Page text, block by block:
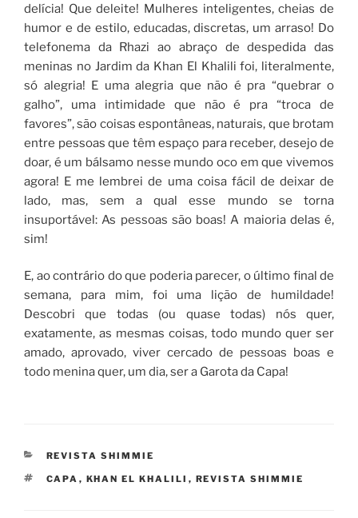
delícia! Que deleite! Mulheres inteligentes, cheias de
humor e de estilo, educadas, discretas, um arraso! Do
telefonema da Rhazi ao abraço de despedida das
meninas no Jardim da Khan El Khalili foi, literalmente,
só alegria! E uma alegria que não é pra “quebrar o
galho”, uma intimidade que não é pra “troca de
favores”, são coisas espontâneas, naturais, que brotam
entre pessoas que têm espaço para receber, desejo de
doar, é um bálsamo nesse mundo oco em que vivemos
agora! E me lembrei de uma coisa fácil de deixar de
lado, mas, sem a qual esse mundo se torna
insuportável: As pessoas são boas! A maioria delas é,
sim!
E, ao contrário do que poderia parecer, o último final de
semana, para mim, foi uma lição de humildade!
Descobri que todas (ou quase todas) nós quer,
exatamente, as mesmas coisas, todo mundo quer ser
amado, aprovado, viver cercado de pessoas boas e
todo menina quer, um dia, ser a Garota da Capa!
CATEGORIAS
REVISTA SHIMMIE
TAGS
CAPA , KHAN EL KHALILI , REVISTA SHIMMIE